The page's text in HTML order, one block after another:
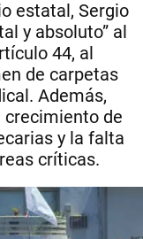
estatal, Sergio
y absoluto” al
44, al
de carpetas
Además,
de
y la falta
críticas.